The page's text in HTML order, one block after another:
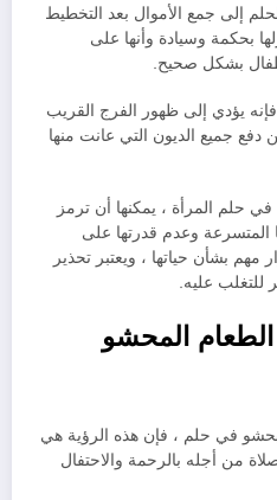
إلى جمع الأموال بعد التخطيط
بحكمة وسيادة وأنها على
بشكل صحيح.
فإنه يؤدي إلى ظهور الفرج القريب
جميع الديون التي عانت منها
حلم المرأة ، يمكنها أن ترمز
المتسرعة وعدم قدرتها على
مهم بشأن حياتها ، ويعتبر تحذير
للتغلب عليه.
المحشو
بحشو في حلم ، فإن هذه الرؤية هي
من أجله بالرحمة والاحتفال